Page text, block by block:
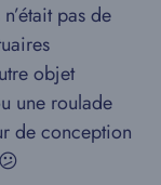
pas de
objet
une roulade
de conception